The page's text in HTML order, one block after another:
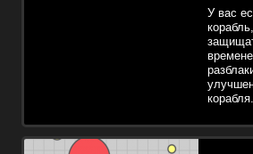
У вас
корабля.